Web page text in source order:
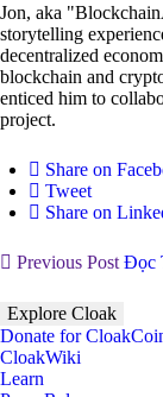
Jon, aka
storytelling
decentralized
blockchain and
enticed him to
project.
Share on
Tweet
Share on
Previous Post Đọc
Explore Cloak
Donate for
CloakWiki
Learn